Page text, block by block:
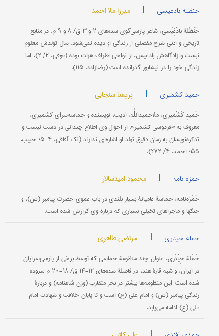
حنظله بادغیسی | میرزا ملا احمد
حَنْظَلۀ بادْغِیْسی، شاعر پارسی‌گوی سده‌های ۲ و ۳ ق/ ۸ و ۹ م. در منابع
تاریخی و ادبی شرح مفصلی از زندگی او دیده نمی‌شود. سال تولدش معلوم
نیست و زادگاهش بادغیس، از نواحی اطراف هرات بوده (عوفی، ۲/ ۲)، اما
زندگی خود را در نیشابور گذرانده است (رضازاده، ۱۱۵).
حمید کشمیری | پریسا سنجابی
حَمیدِ کَشْمیری، ملاحمیداللٰه، ادیب، نویسنده و حماسه‌سرای کشمیری،
معروف به «فردوسی کشمیر». از احوال وی اطلاع چندانی در دست نیست و
تذکره‌نویسان به زمان دقیق تولد او اشاره‌ای ندارند (نک‍ : آفاقی، ۴-۵؛ حبیب،
۵۵؛ احمد، ۴/ ۲۷۲).
حمزه نامه | محمود امیدسالار
حَمْزه‌نامه، حماسۀ عامیانۀ بسیار بلندی در باب عموی حضرت پیامبر (ص)، و
جنگها و ماجراهای تخیلی بسیاری که دربارۀ وی گزارش شده است.
حمله حیدری | مرتضی طاهری
حَمْلۀ حِیْدَری، عنوان چند منظومۀ حماسی که توسط برخی از پارسی‌سرایان
در ایران، و شبه قارۀ هند، در فاصلۀ سده‌های ۱۲-۱۴ ق/ ۱۸-۲۰ م سروده
شده است. این منظومه‌ها بیشتر در بحر متقارب (وزن شاهنامه) و دربارۀ
زندگی پیامبر (ص) و امام علی (ع) است و تا پایان خلافت و شهادت امام
علی (ع) ادامه می‌یابد.